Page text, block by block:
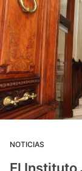
NOTICIAS
El